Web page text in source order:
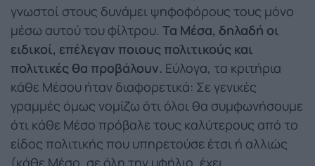
γνωστοί στους δυνάμει ψηφοφόρους τους μόνο
μέσω αυτού του φίλτρου. Τα Μέσα, δηλαδή οι
ειδικοί, επέλεγαν ποιους πολιτικούς και
πολιτικές θα προβάλουν. Εύλογα, τα κριτήρια
κάθε Μέσου ήταν διαφορετικά: Σε γενικές
γραμμές όμως νομίζω ότι όλοι θα συμφωνήσουμε
ότι κάθε Μέσο πρόβαλε τους καλύτερους από το
είδος πολιτικής που υπηρετούσε έτσι ή αλλιώς
(κάθε Μέσο, σε όλη την υφήλιο, έχει